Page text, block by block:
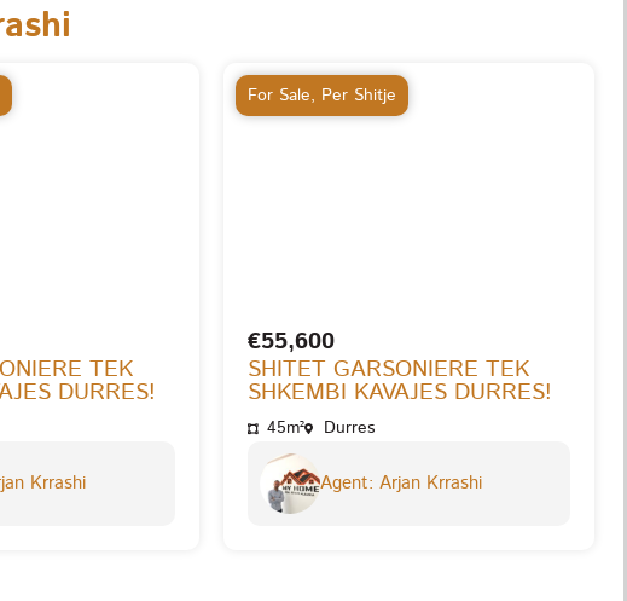
TEK
DURRES!
Krrashi
For Sale, Per Shitje
€55,600
SHITET GARSONIERE TEK
SHKEMBI KAVAJES DURRES!
45m² Durres
Agent: Arjan Krrashi